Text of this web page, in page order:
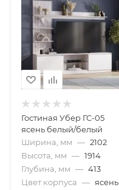
Гостиная Убер ГС-05
ясень белый/белый
Ширина, мм — 2102
Высота, мм — 1914
Глубина, мм — 413
Цвет корпуса — ясень